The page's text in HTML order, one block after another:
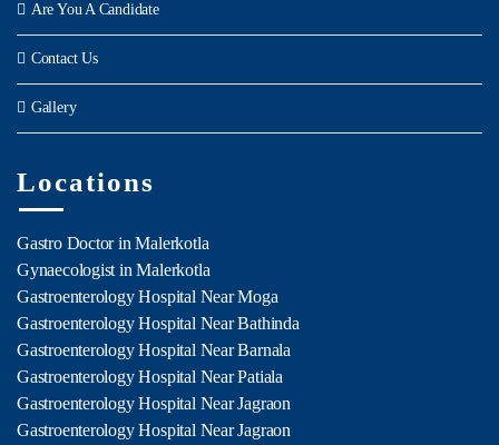
Are You A Candidate
Contact Us
Gallery
Locations
Gastro Doctor in Malerkotla
Gynaecologist in Malerkotla
Gastroenterology Hospital Near Moga
Gastroenterology Hospital Near Bathinda
Gastroenterology Hospital Near Barnala
Gastroenterology Hospital Near Patiala
Gastroenterology Hospital Near Jagraon
Gastroenterology Hospital Near Jagraon